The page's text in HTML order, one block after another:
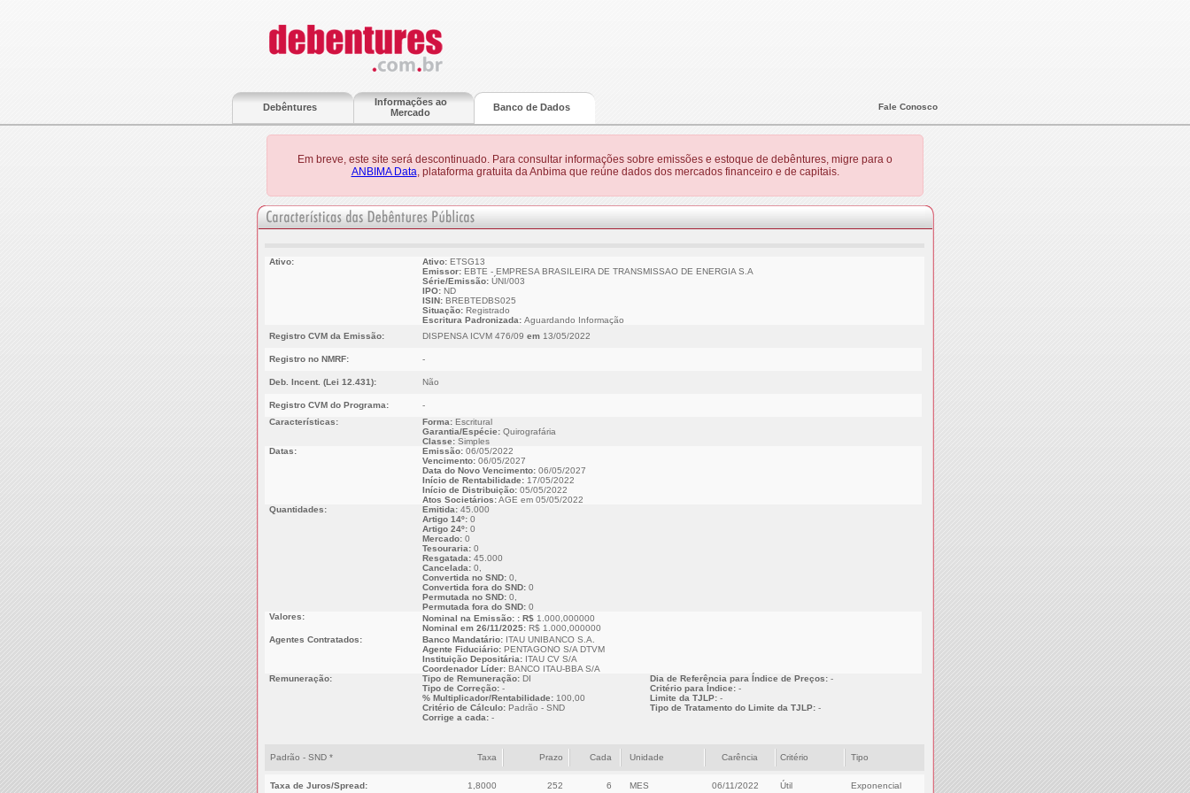
Fale Conosco
Debêntures
Informações ao
Mercado
Banco de Dados
Em breve, este site será descontinuado. Para consultar informações sobre emissões e estoque de debêntures, migre para o
ANBIMA Data, plataforma gratuita da Anbima que reúne dados dos mercados financeiro e de capitais.
Ativo: Ativo:ETSG13
Emissor:EBTE - EMPRESA BRASILEIRA DE TRANSMISSAO DE ENERGIA S.A
Série/Emissão:ÚNI/003
IPO: ND
ISIN:BREBTEDBS025
Situação:Registrado
Escritura Padronizada: Aguardando Informação
Registro CVM da Emissão:
DISPENSA ICVM 476/09 em13/05/2022
Registro no NMRF: -
Deb. Incent. (Lei 12.431): Não
Registro CVM do Programa:
-
Características:
Forma:Escritural
Garantia/Espécie:Quirografária
Classe:Simples
Datas:
Emissão:06/05/2022
Vencimento: 06/05/2027
Data do Novo Vencimento:06/05/2027
Início de Rentabilidade:17/05/2022
Início de Distribuição:05/05/2022
Atos Societários:AGE em 05/05/2022
Quantidades:
Emitida:45.000
Artigo 14º:0
Artigo 24º:0
Mercado:0
Tesouraria:0
Resgatada:45.000
Cancelada:0,
Convertida no SND:0,
Convertida fora do SND:0
Permutada no SND:0,
Permutada fora do SND:0
Valores:
Nominal na Emissão: : R$ 1.000,000000
Nominal em 26/11/2025:R$ 1.000,000000
Agentes Contratados:
Banco Mandatário:ITAU UNIBANCO S.A.
Agente Fiduciário:PENTAGONO S/A DTVM
Instituição Depositária:ITAU CV S/A
Coordenador Líder:BANCO ITAU-BBA S/A
Remuneração:
Tipo de Remuneração:DI
Tipo de Correção:-
% Multiplicador/Rentabilidade:100,00
Critério de Cálculo:Padrão - SND
Corrige a cada:-
Dia de Referência para Índice de Preços:-
Critério para Índice:-
Limite da TJLP:-
Tipo de Tratamento do Limite da TJLP:-
Padrão - SND * Taxa Prazo Cada Unidade Carência Critério Tipo
Taxa de Juros/Spread: 1,8000 252 6 MES 06/11/2022 Útil Exponencial